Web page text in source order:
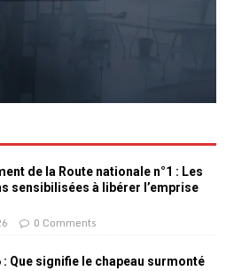
de la Route nationale n°1 : Les
sensibilisées à libérer l’emprise
0 Comments
: Que signifie le chapeau surmonté